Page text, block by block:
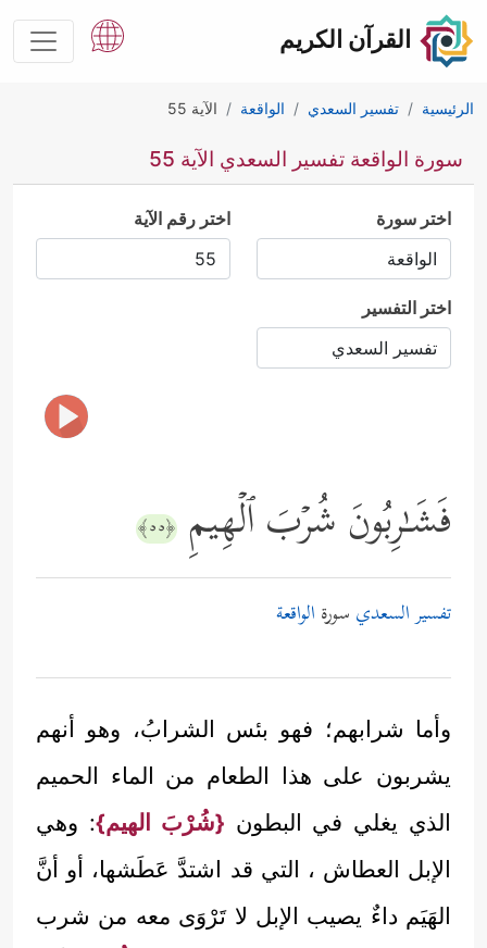
القرآن الكريم
الرئيسية تفسير السعدي الواقعة الآية 55
سورة الواقعة تفسير السعدي الآية 55
اختر سورة اختر رقم الآية
اختر التفسير
فَشَـٰرِبُونَ شُرۡبَ ٱلۡهِیمِ ﴿٥٥﴾
تفسير السعدي سورة الواقعة
وأما شرابهم؛ فهو بئس الشرابُ، وهو أنهم
يشربون على هذا الطعام من الماء الحميم
الذي يغلي في البطون {شُرْبَ الهيم}: وهي
الإبل العطاش ، التي قد اشتدَّ عَطَشها، أو أنَّ
الهَيَم داءٌ يصيب الإبل لا تَرْوَى معه من شرب